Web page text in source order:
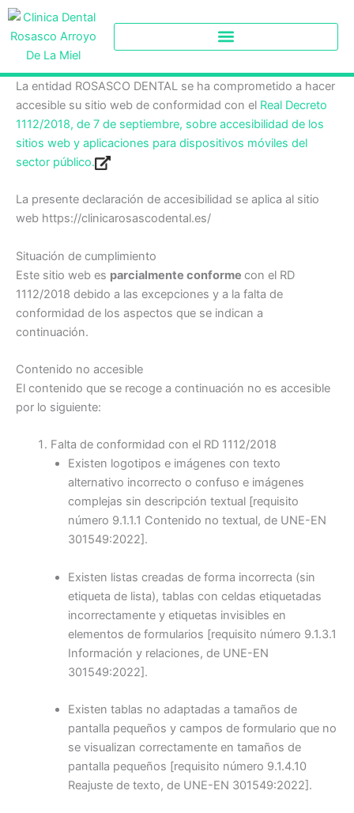
La entidad ROSASCO DENTAL se ha comprometido a hacer
accesible su sitio web de conformidad con el Real Decreto
1112/2018, de 7 de septiembre, sobre accesibilidad de los
sitios web y aplicaciones para dispositivos móviles del
sector público.
La presente declaración de accesibilidad se aplica al sitio
web https://clinicarosascodental.es/
Situación de cumplimiento
Este sitio web es parcialmente conforme con el RD
1112/2018 debido a las excepciones y a la falta de
conformidad de los aspectos que se indican a
continuación.
Contenido no accesible
El contenido que se recoge a continuación no es accesible
por lo siguiente:
Falta de conformidad con el RD 1112/2018
Existen logotipos e imágenes con texto
alternativo incorrecto o confuso e imágenes
complejas sin descripción textual [requisito
número 9.1.1.1 Contenido no textual, de UNE-EN
301549:2022].
Existen listas creadas de forma incorrecta (sin
etiqueta de lista), tablas con celdas etiquetadas
incorrectamente y etiquetas invisibles en
elementos de formularios [requisito número 9.1.3.1
Información y relaciones, de UNE-EN
301549:2022].
Existen tablas no adaptadas a tamaños de
pantalla pequeños y campos de formulario que no
se visualizan correctamente en tamaños de
pantalla pequeños [requisito número 9.1.4.10
Reajuste de texto, de UNE-EN 301549:2022].